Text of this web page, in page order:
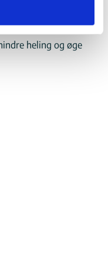
eller osteoporose,
heling og øge